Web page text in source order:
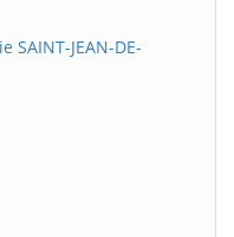
JEAN-DE-